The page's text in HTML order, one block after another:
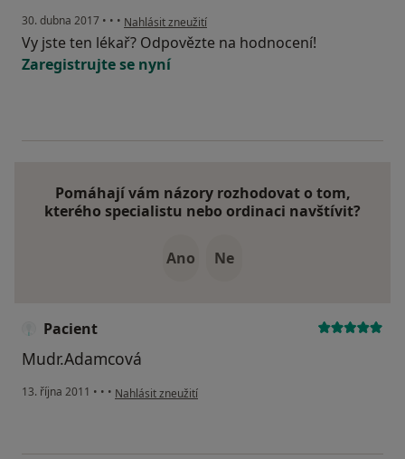
30. dubna 2017 • • • podle názoru uživatele Váš účet byl odstraněn
Nahlásit zneužití
Vy jste ten lékař? Odpovězte na hodnocení!
Zaregistrujte se nyní
Pomáhají vám názory rozhodovat o tom,
kterého specialistu nebo ordinaci navštívit?
Ano Ne
Pacient
Mudr.Adamcová
13. října 2011 • • • podle názoru uživatele Pacient
Nahlásit zneužití